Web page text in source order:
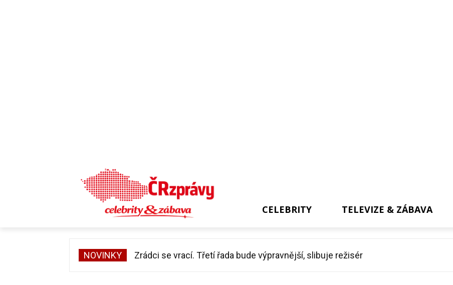
CELEBRITY TELEVIZE & ZÁBAVA
NOVINKY Zrádci se vrací. Třetí řada bude výpravnější, slibuje režisér